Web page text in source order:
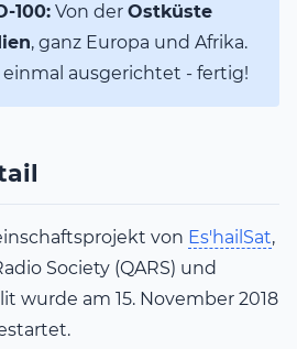
100: Von der Ostküste
, ganz Europa und Afrika.
ausgerichtet - fertig!
von Es'hailSat,
Society (QARS) und
wurde am 15. November 2018